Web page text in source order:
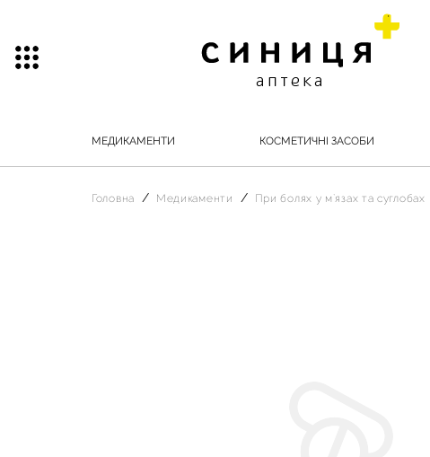
МЕДИКАМЕНТИ КОСМЕТИЧНІ ЗАСОБИ
Головна Медикаменти При болях у м`язах та суглобах